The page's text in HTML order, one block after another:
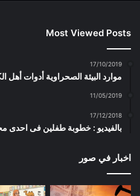
Most Viewed Posts
17/10/2019
موارد البيئة الصحراوية أدوات أهل
11/05/2019
17/12/2018
بالفيديو : خطوبة طفلين فى احدى
اخبار في صور